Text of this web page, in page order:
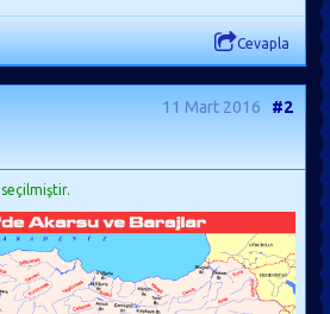
Cevapla
11 Mart 2016 #2